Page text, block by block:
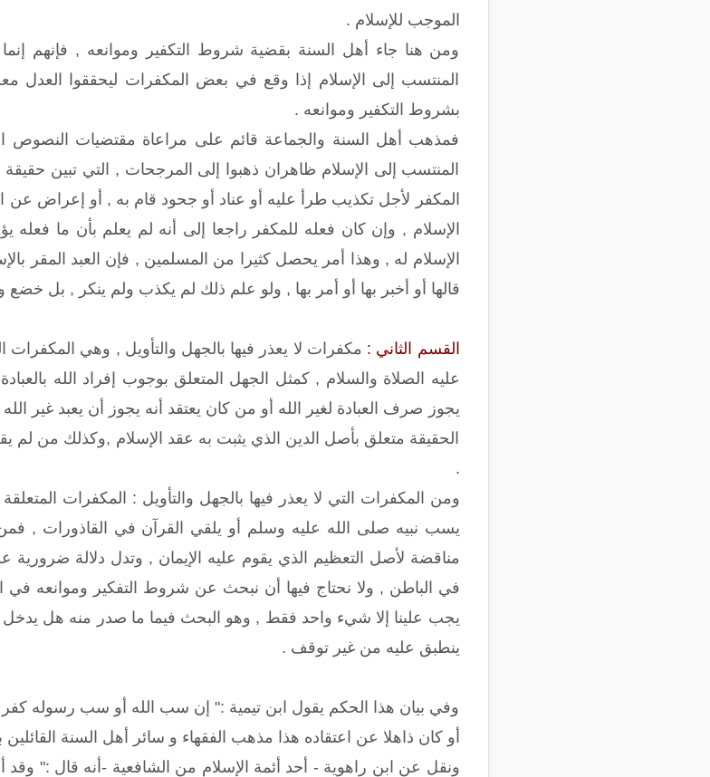
الموجب للإسلام .
ومن هنا جاء أهل السنة بقضية شروط التكفير وموانعه , فإنهم
المنتسب إلى الإسلام إذا وقع في بعض المكفرات ليحققوا العدل
بشروط التكفير وموانعه .
فمذهب أهل السنة والجماعة قائم على مراعاة مقتضيات النصوص
المنتسب إلى الإسلام ظاهران ذهبوا إلى المرجحات , التي تبين
المكفر لأجل تكذيب طرأ عليه أو عناد أو جحود قام به , أو إعراض عن
الإسلام , وإن كان فعله للمكفر راجعا إلى أنه لم يعلم بأن ما
الإسلام له , وهذا أمر يحصل كثيرا من المسلمين , فإن العبد المقر
قالها أو أخبر بها أو أمر بها , ولو علم ذلك لم يكذب ولم ينكر , بل خضع
القسم الثاني : مكفرات لا يعذر فيها بالجهل والتأويل , وهي المكفرات
عليه الصلاة والسلام , كمثل الجهل المتعلق بوجوب إفراد الله
يجوز صرف العبادة لغير الله أو من كان يعتقد أنه يجوز أن يعبد غير
الحقيقة متعلق بأصل الدين الذي يثبت به عقد الإسلام ,وكذلك من لم
.
ومن المكفرات التي لا يعذر فيها بالجهل والتأويل : المكفرات
يسب نبيه صلى الله عليه وسلم أو يلقي القرآن في القاذورات ,
مناقضة لأصل التعظيم الذي يقوم عليه الإيمان , وتدل دلالة
في الباطن , ولا نحتاج فيها أن نبحث عن شروط التفكير وموانعه في
يجب علينا إلا شيء واحد فقط , وهو البحث فيما ما صدر منه هل
ينطبق عليه من غير توقف .
وفي بيان هذا الحكم يقول ابن تيمية :" إن سب الله أو سب رسوله
أو كان ذاهلا عن اعتقاده هذا مذهب الفقهاء و سائر أهل السنة القائلين
ونقل عن ابن راهوية - أحد أئمة الإسلام من الشافعية -أنه قال :"